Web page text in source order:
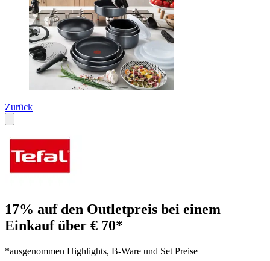
Zurück
17% auf den Outletpreis bei einem
Einkauf über € 70*
*ausgenommen Highlights, B-Ware und Set Preise